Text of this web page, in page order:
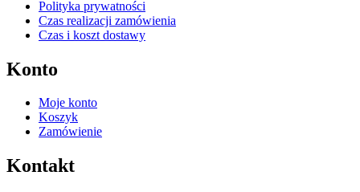
Polityka prywatności
Czas realizacji zamówienia
Czas i koszt dostawy
Konto
Moje konto
Koszyk
Zamówienie
Kontakt